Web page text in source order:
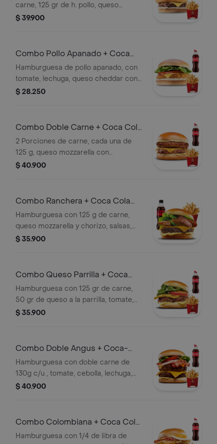
carne, 125 gr de h. pollo, queso
cheddar, tomate, lechuga, cebolla con
$ 39.900
Combo Pollo Apanado + Coca
Cola 400ml
Hamburguesa de pollo apanado, con
tomate, lechuga, queso cheddar con
$ 28.250
Combo Doble Carne + Coca Cola
400ml
2 Porciones de carne, cada una de
125 g, queso mozzarella con
guarnición a elección y coca cola
$ 40.900
Combo Ranchera + Coca Cola
400ml
Hamburguesa con 125 g de carne,
queso mozzarella y chorizo, salsas,
coca cola sin azúcar 400ml y
$ 35.900
Combo Queso Parrilla + Coca
Cola
Hamburguesa con 125 gr de carne,
50 gr de queso a la parrilla, tomate,
lechuga, guarnición a elección y coca
$ 35.900
Combo Doble Angus + Coca-
cola 400 ml
Hamburguesa con doble carne de
130g c/u , tomate, cebolla, lechuga,
queso cheddar, salsa, papas y Coca-
$ 40.900
Combo Colombiana + Coca Cola
400ml
Hamburguesa con 1/4 de libra de